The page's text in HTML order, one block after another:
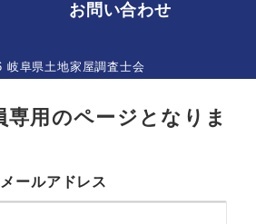
お問い合わせ
岐阜県土地家屋調査士会
専用のページとなりま
ールアドレス